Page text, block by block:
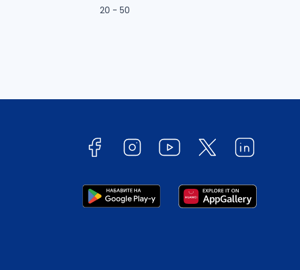
20 - 50